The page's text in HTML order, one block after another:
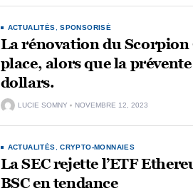
ACTUALITÉS ,SPONSORISÉ
La rénovation du Scorpion
place, alors que la
dollars.
LUCIE SOMNY NOVEMBRE 12, 2023
ACTUALITÉS ,CRYPTO-MONNAIES
La SEC rejette l’ETF
BSC en tendance